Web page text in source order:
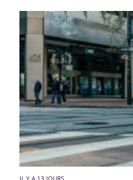
IL Y A 13 JOURS